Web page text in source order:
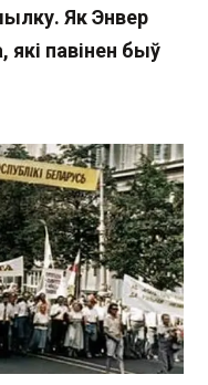
Як Энвер
які павінен быў